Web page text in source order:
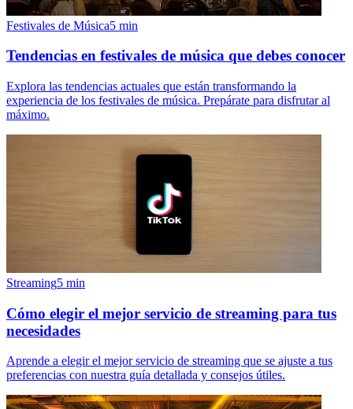
Festivales de Música5 min
Tendencias en festivales de música que debes conocer
Explora las tendencias actuales que están transformando la
experiencia de los festivales de música. Prepárate para disfrutar al
máximo.
Streaming5 min
Cómo elegir el mejor servicio de streaming para tus
necesidades
Aprende a elegir el mejor servicio de streaming que se ajuste a tus
preferencias con nuestra guía detallada y consejos útiles.